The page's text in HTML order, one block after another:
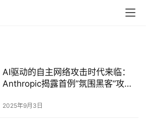
AI驱动的自主网络攻击时代来临：
Anthropic揭露首例”氛围黑客”攻击
2025年9月3日